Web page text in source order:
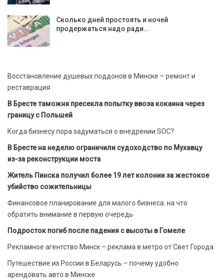
Сколько дней простоять и ночей
продержаться надо ради…
Восстановление душевых поддонов в Минске – ремонт и
реставрация
В Бресте таможня пресекла попытку ввоза кокаина через
границу с Польшей
Когда бизнесу пора задуматься о внедрении SOC?
В Бресте на неделю ограничили судоходство по Мухавцу
из-за реконструкции моста
Житель Пинска получил более 19 лет колонии за жестокое
убийство сожительницы
Финансовое планирование для малого бизнеса: на что
обратить внимание в первую очередь
Подросток погиб после падения с высоты в Гомеле
Рекламное агентство Минск – реклама в метро от Свет Города
Путешествие из России в Беларусь – почему удобно
арендовать авто в Минске